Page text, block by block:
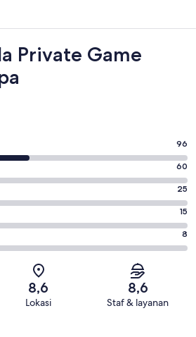
Private Game
96
60
25
15
8
8,6
Lokasi
8,6
Staf & layanan